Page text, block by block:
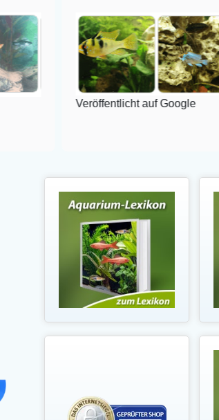
Veröffentlicht auf Google